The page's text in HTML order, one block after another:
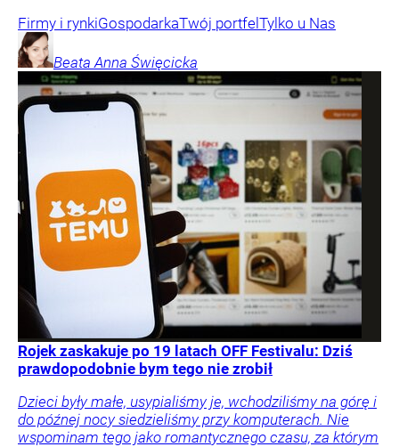
Firmy i rynkiGospodarkaTwój portfelTylko u Nas
Beata Anna Święcicka
Rojek zaskakuje po 19 latach OFF Festivalu: Dziś
prawdopodobnie bym tego nie zrobił
Dzieci były małe, usypialiśmy je, wchodziliśmy na górę i
do późnej nocy siedzieliśmy przy komputerach. Nie
wspominam tego jako romantycznego czasu, za którym